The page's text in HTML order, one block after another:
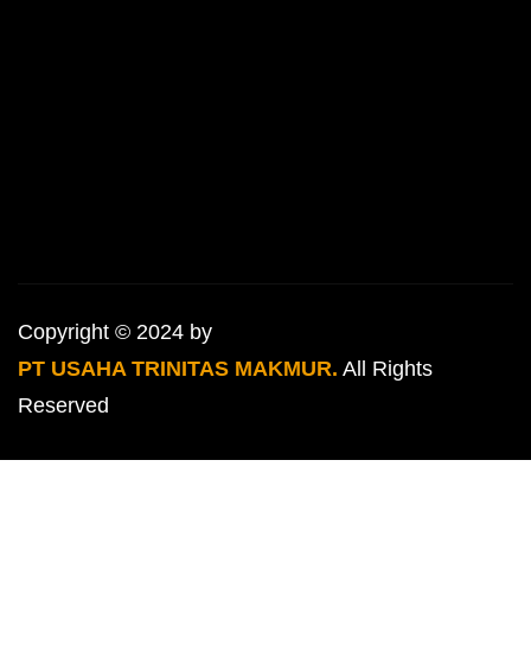
Copyright © 2024 by
PT USAHA TRINITAS MAKMUR. All Rights
Reserved